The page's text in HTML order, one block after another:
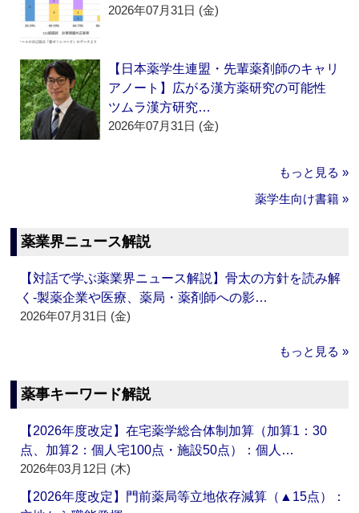
2026年07月31日 (金)
【日本薬学生連盟・先輩薬剤師のキャリ
アノート】広がる漢方薬研究の可能性
ツムラ漢方研究…
2026年07月31日 (金)
もっと見る »
薬学生向け書籍 »
薬業界ニュース解説
【対話で学ぶ薬業界ニュース解説】骨太の方針を読み解
く‐製薬企業や医療、薬局・薬剤師への影…
2026年07月31日 (金)
もっと見る »
薬事キーワード解説
【2026年度改定】在宅薬学総合体制加算（加算1：30
点、加算2：個人宅100点・施設50点）：個人…
2026年03月12日 (木)
【2026年度改定】門前薬局等立地依存減算（▲15点）：